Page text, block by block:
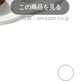
この商品を見る
出典： amazon.co.jp